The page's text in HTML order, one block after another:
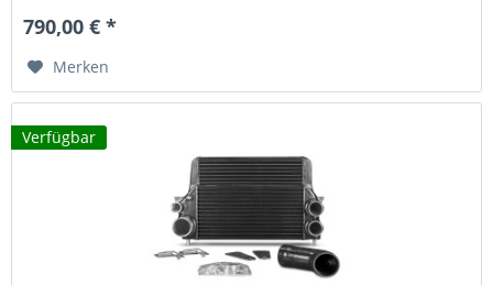
optimale Kühlleistung. Technische Highlights...
790,00 € *
Merken
Verfügbar